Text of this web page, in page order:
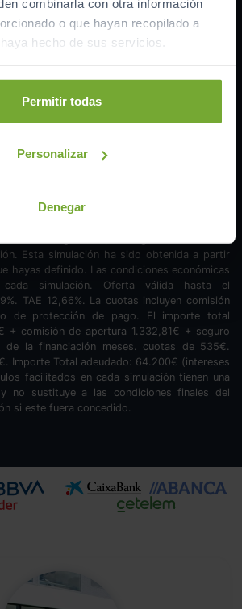
combinarla con otra información
o que hayan recopilado a
hecho de sus servicios.
Permitir todas
Personalizar
Denegar
Quiero esta cuota
Esta simulación ha sido obtenida a partir
hayas definido. Las condiciones económicas
simulación. Oferta válida hasta el
%. TAE 12,66%. La cuotas incluyen comisión
de protección de pago. El importe total
+ comisión de apertura 1.332,81€ + seguro
de la financiación meses. cuotas de 535€.
Importe Total adeudado: 64.200€ (intereses
facilitados en cada simulación tienen una
no sustituye a las condiciones finales del
si este fuera concedido.